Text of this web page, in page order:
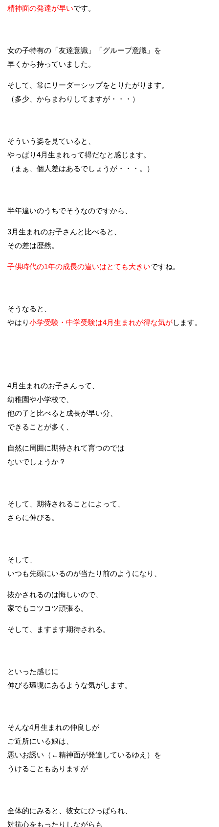
精神面の発達が早いです。
女の子特有の「友達意識」「グループ意識」を
早くから持っていました。
そして、常にリーダーシップをとりたがります。
（多少、からまわりしてますが・・・）
そういう姿を見ていると、
やっぱり4月生まれって得だなと感じます。
（まぁ、個人差はあるでしょうが・・・。）
半年違いのうちでそうなのですから、
3月生まれのお子さんと比べると、
その差は歴然。
子供時代の1年の成長の違いはとても大きいですね。
そうなると、
やはり小学受験・中学受験は4月生まれが得な気がします。
4月生まれのお子さんって、
幼稚園や小学校で、
他の子と比べると成長が早い分、
できることが多く、
自然に周囲に期待されて育つのでは
ないでしょうか？
そして、期待されることによって、
さらに伸びる。
そして、
いつも先頭にいるのが当たり前のようになり、
抜かされるのは悔しいので、
家でもコツコツ頑張る。
そして、ますます期待される。
といった感じに
伸びる環境にあるような気がします。
そんな4月生まれの仲良しが
ご近所にいる娘は、
悪いお誘い（←精神面が発達しているゆえ）を
うけることもありますが
全体的にみると、彼女にひっぱられ、
対抗心をもったりしながらも